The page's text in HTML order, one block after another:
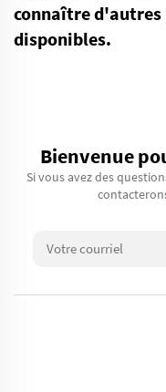
connaître
disponibles.
Bienvenue
Si vous avez des